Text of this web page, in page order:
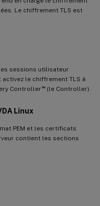
Le chiffrement TLS est
sessions utilisateur
le chiffrement TLS à
Controller™(le Controller).
Linux
PEM et les certificats
contient les sections